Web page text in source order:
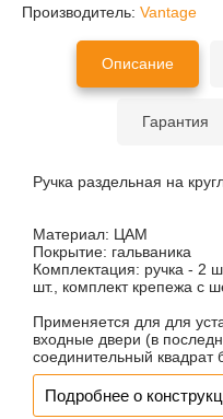
Производитель: Vantage
Описание
Гарантия
Ручка раздельная на
Материал: ЦАМ
Покрытие: гальваника
Комплектация: ручка - 2
шт., комплект крепежа с
Применяется для для
входные двери (в
соединительный
Подробнее о